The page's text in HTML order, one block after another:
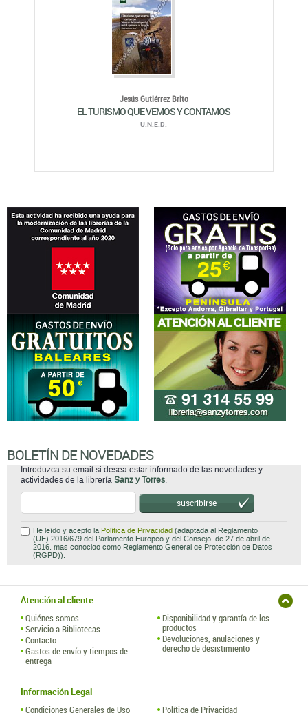
Jesús Gutiérrez Brito
EL TURISMO QUE VEMOS Y CONTAMOS
U.N.E.D.
BOLETÍN DE NOVEDADES
Introduzca su email si desea estar informado de las novedades y
actividades de la librería Sanz y Torres.
suscribirse
He leído y acepto la Política de Privacidad (adaptada al Reglamento
(UE) 2016/679 del Parlamento Europeo y del Consejo, de 27 de abril de
2016, mas conocido como Reglamento General de Protección de Datos
(RGPD)).
Atención al cliente
Quiénes somos
Servicio a Bibliotecas
Contacto
Gastos de envío y tiempos de
entrega
Disponibilidad y garantía de los
productos
Devoluciones, anulaciones y
derecho de desistimiento
Información Legal
Condiciones Generales de Uso
Política de Privacidad